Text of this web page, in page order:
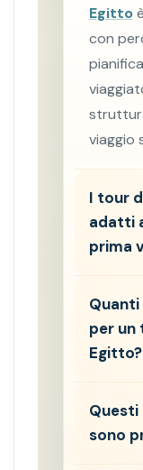
Egitto
con
viaggio
I tour
adatti
prima
per un
Egitto?
sono